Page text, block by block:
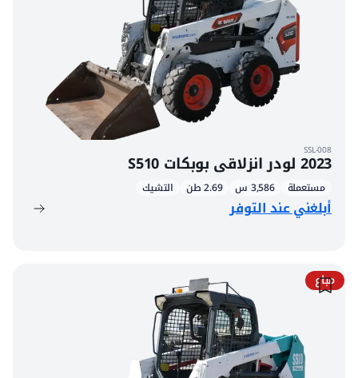
SSL-008
2023 لودر انزلاقي بوبكات S510
مستعملة 3,586 س 2.69 طن التشيك
أبلغني عند التوفر
مباع